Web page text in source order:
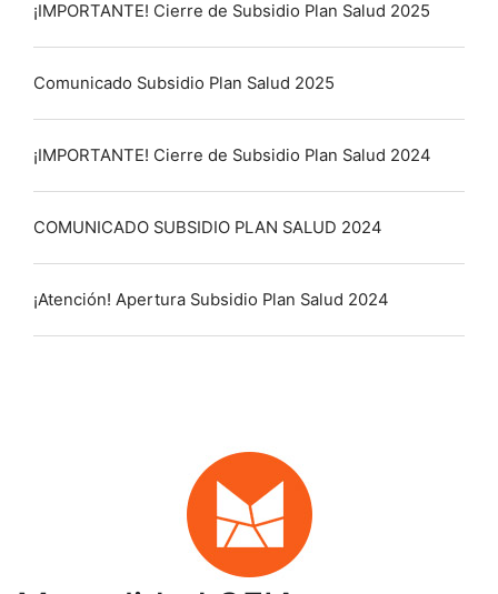
¡IMPORTANTE! Cierre de Subsidio Plan Salud 2025
Comunicado Subsidio Plan Salud 2025
¡IMPORTANTE! Cierre de Subsidio Plan Salud 2024
COMUNICADO SUBSIDIO PLAN SALUD 2024
¡Atención! Apertura Subsidio Plan Salud 2024